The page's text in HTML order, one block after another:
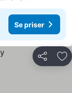
Se priser
Dela